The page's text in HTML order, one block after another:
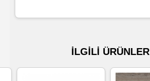
/
Mendiller
İLGİLİ ÜRÜNLER